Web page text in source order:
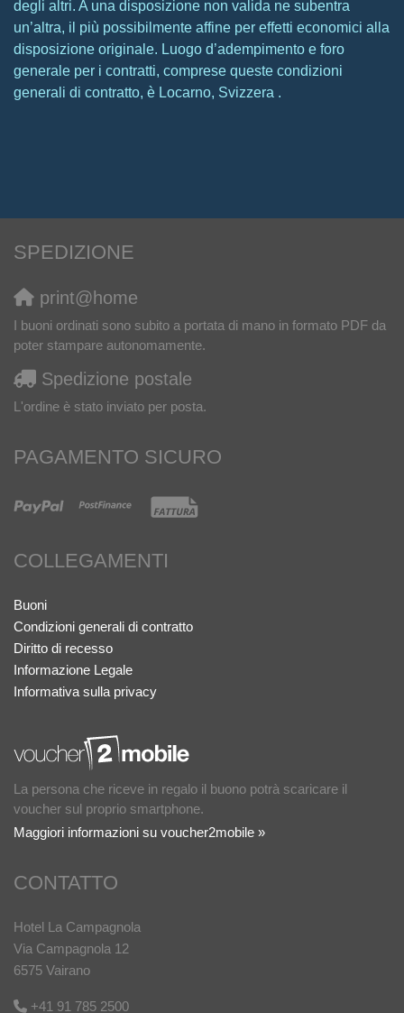
degli altri. A una disposizione non valida ne subentra
un’altra, il più possibilmente affine per effetti economici alla
disposizione originale. Luogo d’adempimento e foro
generale per i contratti, comprese queste condizioni
generali di contratto, è Locarno, Svizzera .
SPEDIZIONE
print@home
I buoni ordinati sono subito a portata di mano in formato PDF da
poter stampare autonomamente.
Spedizione postale
L'ordine è stato inviato per posta.
PAGAMENTO SICURO
COLLEGAMENTI
Buoni
Condizioni generali di contratto
Diritto di recesso
Informazione Legale
Informativa sulla privacy
La persona che riceve in regalo il buono potrà scaricare il
voucher sul proprio smartphone.
Maggiori informazioni su voucher2mobile »
CONTATTO
Hotel La Campagnola
Via Campagnola 12
6575 Vairano
+41 91 785 2500